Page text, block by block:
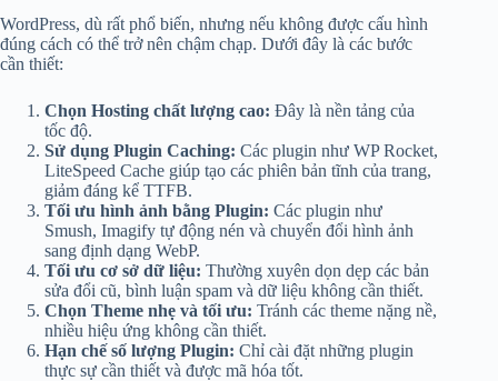
WordPress, dù rất phổ biến, nhưng nếu không được cấu hình
đúng cách có thể trở nên chậm chạp. Dưới đây là các bước
cần thiết:
Chọn Hosting chất lượng cao: Đây là nền tảng của
tốc độ.
Sử dụng Plugin Caching: Các plugin như WP Rocket,
LiteSpeed Cache giúp tạo các phiên bản tĩnh của trang,
giảm đáng kể TTFB.
Tối ưu hình ảnh bằng Plugin: Các plugin như
Smush, Imagify tự động nén và chuyển đổi hình ảnh
sang định dạng WebP.
Tối ưu cơ sở dữ liệu: Thường xuyên dọn dẹp các bản
sửa đổi cũ, bình luận spam và dữ liệu không cần thiết.
Chọn Theme nhẹ và tối ưu: Tránh các theme nặng nề,
nhiều hiệu ứng không cần thiết.
Hạn chế số lượng Plugin: Chỉ cài đặt những plugin
thực sự cần thiết và được mã hóa tốt.